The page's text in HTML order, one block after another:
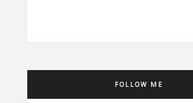
FOLLOW ME